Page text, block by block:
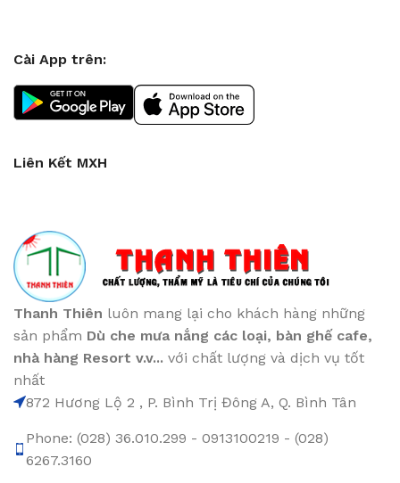
Cài App trên:
Liên Kết MXH
Thanh Thiên luôn mang lại cho khách hàng những
sản phẩm Dù che mưa nắng các loại, bàn ghế cafe,
nhà hàng Resort v.v... với chất lượng và dịch vụ tốt
nhất
872 Hương Lộ 2 , P. Bình Trị Đông A, Q. Bình Tân
Phone: (028) 36.010.299 - 0913100219 - (028)
6267.3160